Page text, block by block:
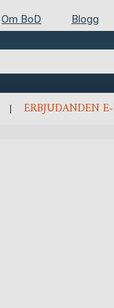
Om BoD Blogg
ERBJUDANDEN